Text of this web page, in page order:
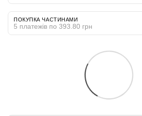
ПОКУПКА ЧАСТИНАМИ
5 платежів по 393.80 грн